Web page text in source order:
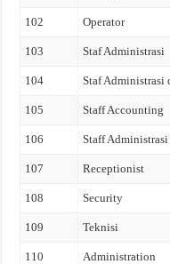
102 Operator
103 Staf Administrasi
104 Staf Administrasi
105 Staff Accounting
106 Staff Administrasi
107 Receptionist
108 Security
109 Teknisi
110 Administration